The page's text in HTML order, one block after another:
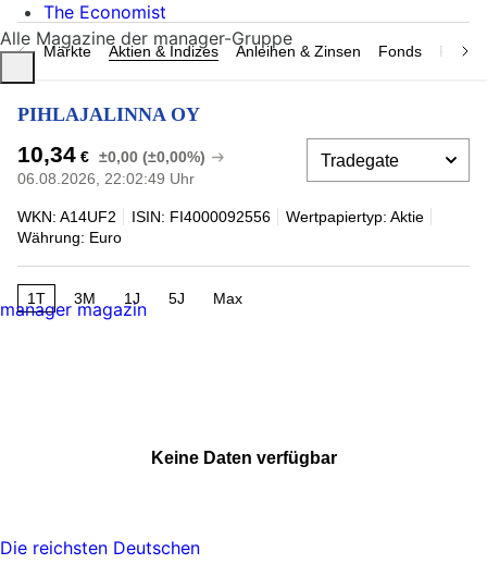
Märkte Aktien & Indizes Anleihen & Zinsen Fonds
PIHLAJALINNA OY
10,34 € ±0,00 (±0,00%)
06.08.2026, 22:02:49 Uhr
WKN: A14UF2 ISIN: FI4000092556
Wertpapiertyp: Aktie
Währung: Euro
1T 3M 1J 5J Max
Keine Daten verfügbar
The Economist
Alle Magazine der manager-Gruppe
manager magazin
Die reichsten Deutschen